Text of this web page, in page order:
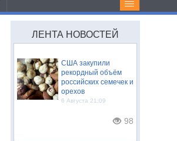
ЛЕНТА НОВОСТЕЙ
США закупили
рекордный объём
российских семечек и
орехов
6 Августа 21:09
98